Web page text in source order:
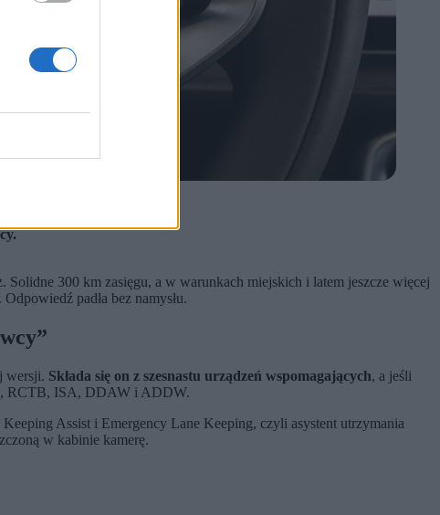
Solidne 300 km zasięgu, a w warunkach miejskich i latem jeszcze więcej
padła bez namysłu.
wersji. Składa się on z szesnastu urządzeń wspomagających, a jeśli
RCTB, ISA, DDAW i ADDW.
Assist i Emergency Lane Keeping, czyli asystent utrzymania
w kabinie kamerę.